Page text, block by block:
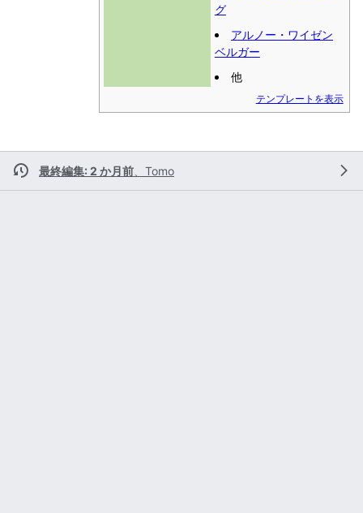
グ
アルノー・ワイゼン
ベルガー
他
テンプレートを表示
最終編集: 2 か月前 Tomo